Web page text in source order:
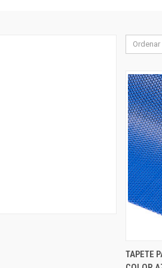
Ordenar
TAPETE